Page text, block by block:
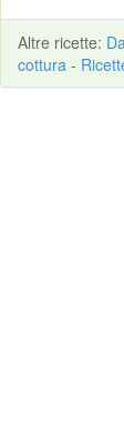
Altre ricette:
cottura -